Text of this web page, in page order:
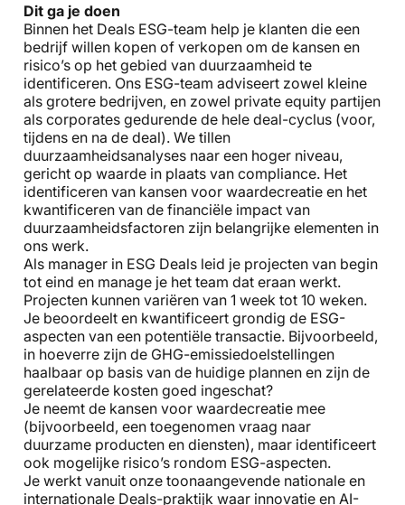
Dit ga je doen
Binnen het Deals ESG-team help je klanten die een
bedrijf willen kopen of verkopen om de kansen en
risico’s op het gebied van duurzaamheid te
identificeren. Ons ESG-team adviseert zowel kleine
als grotere bedrijven, en zowel private equity partijen
als corporates gedurende de hele deal-cyclus (voor,
tijdens en na de deal). We tillen
duurzaamheidsanalyses naar een hoger niveau,
gericht op waarde in plaats van compliance. Het
identificeren van kansen voor waardecreatie en het
kwantificeren van de financiële impact van
duurzaamheidsfactoren zijn belangrijke elementen in
ons werk.
Als manager in ESG Deals leid je projecten van begin
tot eind en manage je het team dat eraan werkt.
Projecten kunnen variëren van 1 week tot 10 weken.
Je beoordeelt en kwantificeert grondig de ESG-
aspecten van een potentiële transactie. Bijvoorbeeld,
in hoeverre zijn de GHG-emissiedoelstellingen
haalbaar op basis van de huidige plannen en zijn de
gerelateerde kosten goed ingeschat?
Je neemt de kansen voor waardecreatie mee
(bijvoorbeeld, een toegenomen vraag naar
duurzame producten en diensten), maar identificeert
ook mogelijke risico’s rondom ESG-aspecten.
Je werkt vanuit onze toonaangevende nationale en
internationale Deals-praktijk waar innovatie en AI-